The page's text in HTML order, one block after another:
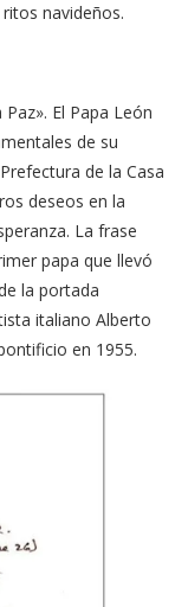
navideños.
El Papa León
de su
de la Casa
deseos en la
La frase
papa que llevó
la portada
italiano Alberto
en 1955.